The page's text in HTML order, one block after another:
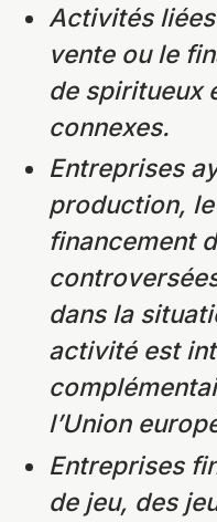
Activités
vente ou le
de spiritueux
connexes.
Entreprises
production,
financement
dans la
activité est
l’Union
Entreprises
de jeu, des